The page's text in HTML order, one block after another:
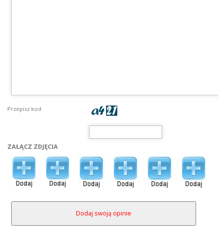
Przepisz kod
ZAŁĄCZ ZDJĘCIA